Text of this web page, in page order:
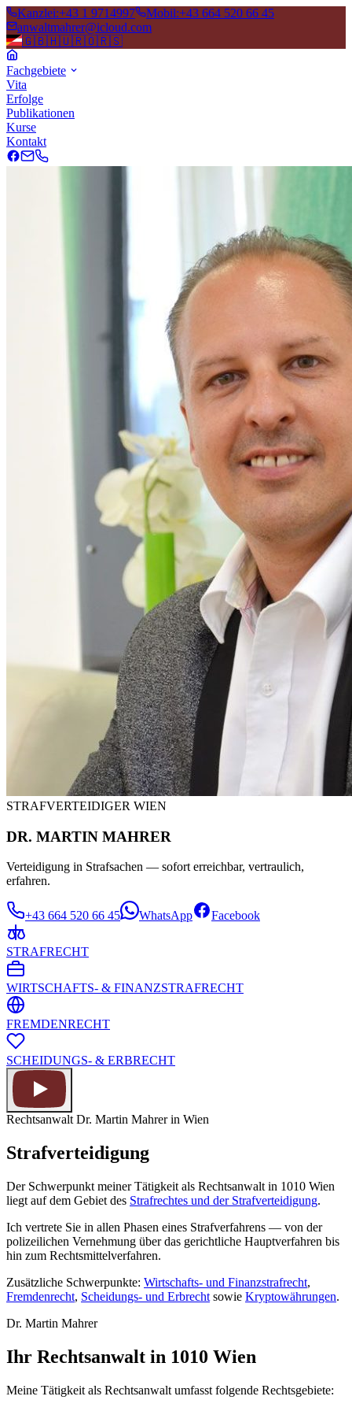
Kanzlei:+43 1 9714997 Mobil:+43 664 520 66 45
anwaltmahrer@icloud.com
🇬🇧🇭🇺🇷🇴🇷🇸
Fachgebiete
Vita
Erfolge
Publikationen
Kurse
Kontakt
STRAFVERTEIDIGER WIEN
DR. MARTIN MAHRER
Verteidigung in Strafsachen — sofort erreichbar, vertraulich,
erfahren.
+43 664 520 66 45 WhatsApp Facebook
STRAFRECHT
WIRTSCHAFTS- & FINANZSTRAFRECHT
FREMDENRECHT
SCHEIDUNGS- & ERBRECHT
Rechtsanwalt Dr. Martin Mahrer in Wien
Strafverteidigung
Der Schwerpunkt meiner Tätigkeit als Rechtsanwalt in 1010 Wien
liegt auf dem Gebiet des Strafrechtes und der Strafverteidigung.
Ich vertrete Sie in allen Phasen eines Strafverfahrens — von der
polizeilichen Vernehmung über das gerichtliche Hauptverfahren bis
hin zum Rechtsmittelverfahren.
Zusätzliche Schwerpunkte: Wirtschafts- und Finanzstrafrecht,
Fremdenrecht, Scheidungs- und Erbrecht sowie Kryptowährungen.
Dr. Martin Mahrer
Ihr Rechtsanwalt in 1010 Wien
Meine Tätigkeit als Rechtsanwalt umfasst folgende Rechtsgebiete: